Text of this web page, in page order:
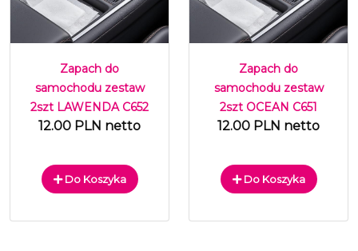
Zapach do
samochodu zestaw
2szt LAWENDA C652
12.00 PLN netto
Do Koszyka
Zapach do
samochodu zestaw
2szt OCEAN C651
12.00 PLN netto
Do Koszyka